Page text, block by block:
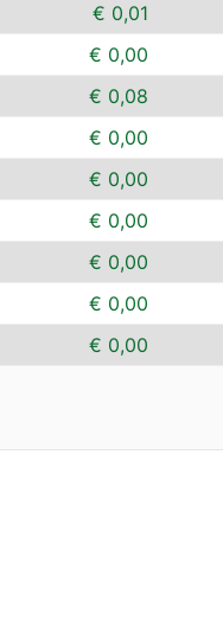
€ 0,01
€ 0,00
€ 0,08
€ 0,00
€ 0,00
€ 0,00
€ 0,00
€ 0,00
€ 0,00